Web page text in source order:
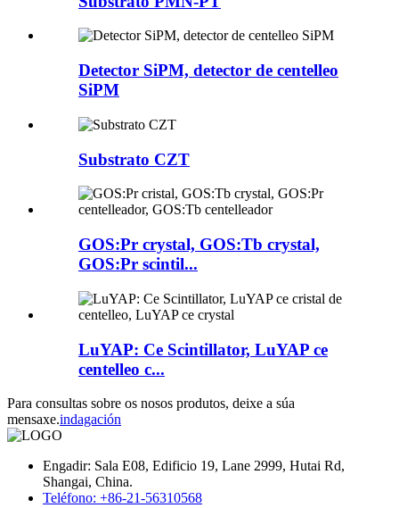
Detector SiPM, detector de centelleo
SiPM
Substrato CZT
GOS:Pr crystal, GOS:Tb crystal,
GOS:Pr scintil...
LuYAP: Ce Scintillator, LuYAP ce
centelleo c...
Para consultas sobre os nosos produtos, deixe a súa
mensaxe.indagación
Engadir: Sala E08, Edificio 19, Lane 2999, Hutai Rd,
Shangai, China.
Teléfono: +86-21-56310568